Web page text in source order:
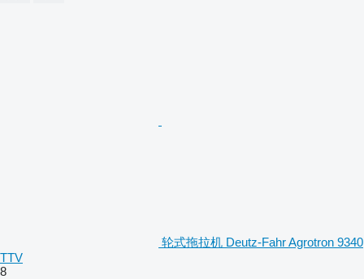
轮式拖拉机 Deutz-Fahr Agrotron 9340
TTV
8